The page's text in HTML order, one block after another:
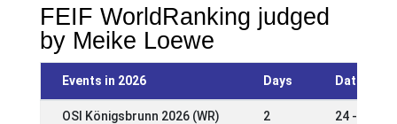
FEIF WorldRanking judged
by Meike Loewe
Events in 2026 Days Date
OSI Königsbrunn 2026 (WR) 2 24 - 26